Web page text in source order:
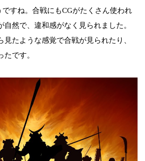
すね。合戦にもCGがたくさん使われ
自然で、違和感がなく見られました。
見たような感覚で合戦が見られたり、
です。